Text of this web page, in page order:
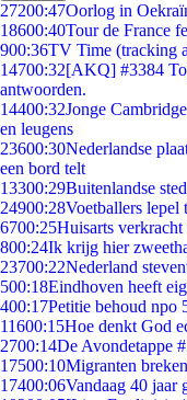
27200:47Oorlog in
18600:40Tour de France
900:36TV Time (tracking
14700:32[AKQ] #3384
antwoorden.
14400:32Jonge
en leugens
23600:30Nederlandse
een bord telt
13300:29Buitenlandse
24900:28Voetballers lepel
6700:25Huisarts
800:24Ik krijg hier
23700:22Nederland
500:18Eindhoven heeft
400:17Petitie behoud npo
11600:15Hoe denkt God
2700:14De Avondetappe
17500:10Migranten
17400:06Vandaag 40 jaar